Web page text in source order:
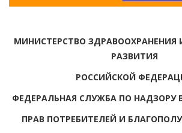
МИНИСТЕРСТВО ЗДРАВООХРАНЕНИЯ
РАЗВИТИЯ
РОССИЙСКОЙ
ФЕДЕРАЛЬНАЯ СЛУЖБА ПО НАДЗОРУ
ПРАВ ПОТРЕБИТЕЛЕЙ И